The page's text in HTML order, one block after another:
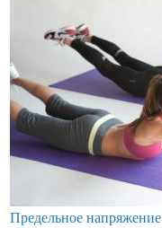
Предельное напряжение